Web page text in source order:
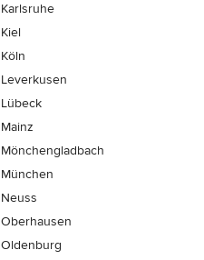
Karlsruhe
Kiel
Köln
Leverkusen
Lübeck
Mainz
Mönchen­gladbach
München
Neuss
Oberhausen
Oldenburg